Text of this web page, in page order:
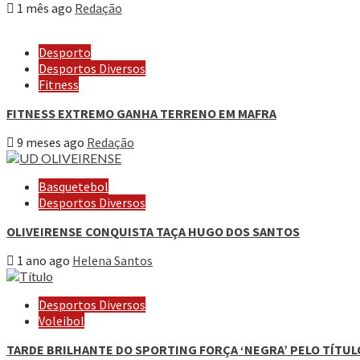
1 mês ago Redação
Desporto
Desportos Diversos
Fitness
FITNESS EXTREMO GANHA TERRENO EM MAFRA
9 meses ago Redação
Basquetebol
Desportos Diversos
OLIVEIRENSE CONQUISTA TAÇA HUGO DOS SANTOS
1 ano ago Helena Santos
Desportos Diversos
Voleibol
TARDE BRILHANTE DO SPORTING FORÇA ‘NEGRA’ PELO